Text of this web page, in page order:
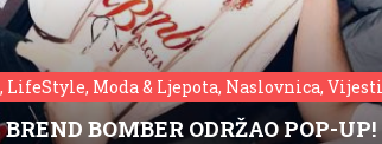
LifeStyle, Moda & Ljepota, Naslovnica, Vijesti
BOMBER ODRŽAO POP-UP!